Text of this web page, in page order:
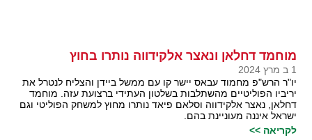
מוחמד דחלאן ונאצר אלקידווה נותרו בחוץ
1 ב מרץ 2024
יו"ר הרש"פ מחמוד עבאס יישר קו עם ממשל ביידן והצליח לנטרל את
יריביו הפוליטיים מהשתלבות בשלטון העתידי ברצועת עזה. מוחמד
דחלאן, נאצר אלקידווה וסלאם פיאד נותרו מחוץ למשחק הפוליטי וגם
ישראל איננה מעוניינת בהם.
לקריאה >>